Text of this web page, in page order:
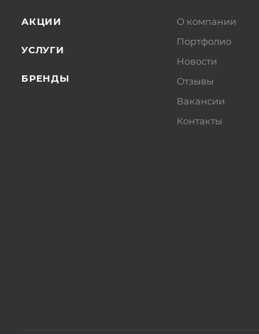
АКЦИИ
УСЛУГИ
БРЕНДЫ
О компании
Портфолио
Новости
Отзывы
Вакансии
Контакты